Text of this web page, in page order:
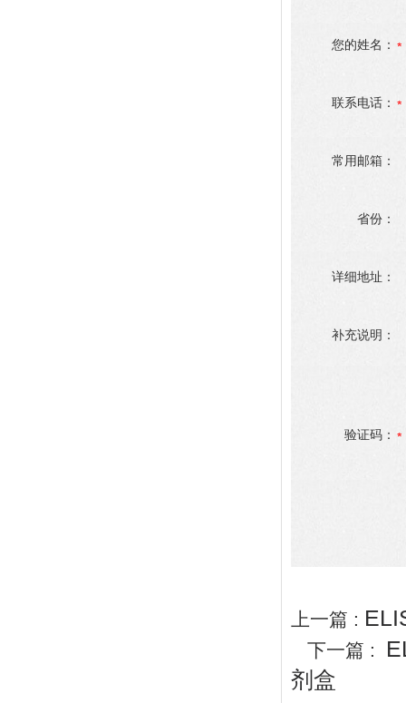
您的姓名：
联系电话：
常用邮箱：
省份：
详细地址：
补充说明：
验证码：
上一篇 :
下一篇 :
剂盒